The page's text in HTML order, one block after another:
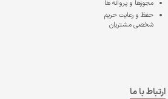
مجوزها و پروانه ها
حفظ و رعایت حریم
شخصی مشتریان
ارتباط با ما